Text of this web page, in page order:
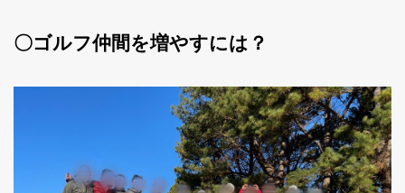
〇ゴルフ仲間を増やすには？